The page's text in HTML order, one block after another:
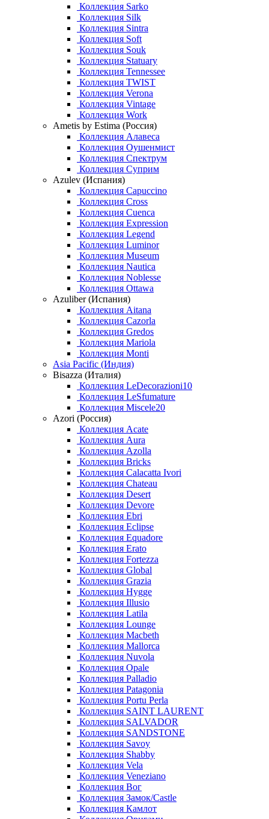
Коллекция Sarko
Коллекция Silk
Коллекция Sintra
Коллекция Soft
Коллекция Souk
Коллекция Statuary
Коллекция Tennessee
Коллекция TWIST
Коллекция Verona
Коллекция Vintage
Коллекция Work
Ametis by Estima (Россия)
Коллекция Алавеса
Коллекция Оушенмист
Коллекция Спектрум
Коллекция Суприм
Azulev (Испания)
Коллекция Capuccino
Коллекция Cross
Коллекция Cuenca
Коллекция Expression
Коллекция Legend
Коллекция Luminor
Коллекция Museum
Коллекция Nautica
Коллекция Noblesse
Коллекция Ottawa
Azuliber (Испания)
Коллекция Aitana
Коллекция Cazorla
Коллекция Gredos
Коллекция Mariola
Коллекция Monti
Asia Pacific (Индия)
Bisazza (Италия)
Коллекция LeDecorazioni10
Коллекция LeSfumature
Коллекция Miscele20
Azori (Россия)
Коллекция Acate
Коллекция Aura
Коллекция Azolla
Коллекция Bricks
Коллекция Calacatta Ivori
Коллекция Chateau
Коллекция Desert
Коллекция Devore
Коллекция Ebri
Коллекция Eclipse
Коллекция Equadore
Коллекция Erato
Коллекция Fortezza
Коллекция Global
Коллекция Grazia
Коллекция Hygge
Коллекция Illusio
Коллекция Latila
Коллекция Lounge
Коллекция Macbeth
Коллекция Mallorca
Коллекция Nuvola
Коллекция Opale
Коллекция Palladio
Коллекция Patagonia
Коллекция Portu Perla
Коллекция SAINT LAURENT
Коллекция SALVADOR
Коллекция SANDSTONE
Коллекция Savoy
Коллекция Shabby
Коллекция Vela
Коллекция Veneziano
Коллекция Вог
Коллекция Замок/Castle
Коллекция Камлот